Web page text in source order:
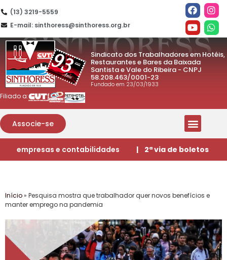
(13) 3219-5559
E-mail: sinthoress@sinthoress.org.br
Sindicato dos Trabalhadores em Hotéis,
Restaurantes e Bares da Baixada
Santista e Vale do Ribeira - CNPJ
58.208.463/0001-23
Fundado em 23/03/1933
Filiado a:
Associe-se
empresas e contabilidades | 2ª via de boletos
Início» Pesquisa mostra que trabalhador quer novos benefícios e
manter emprego na pandemia